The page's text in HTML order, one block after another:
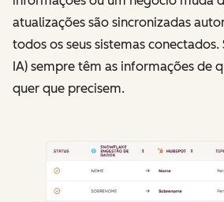
atualizações são sincronizadas
todos os seus sistemas conectados.
IA) sempre têm as informações de
quer que precisem.